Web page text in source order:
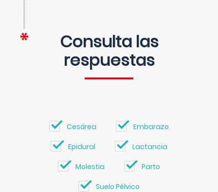
Consulta las
respuestas
Cesárea Embarazo
Epidural Lactancia
Molestia Parto
Suelo Pélvico